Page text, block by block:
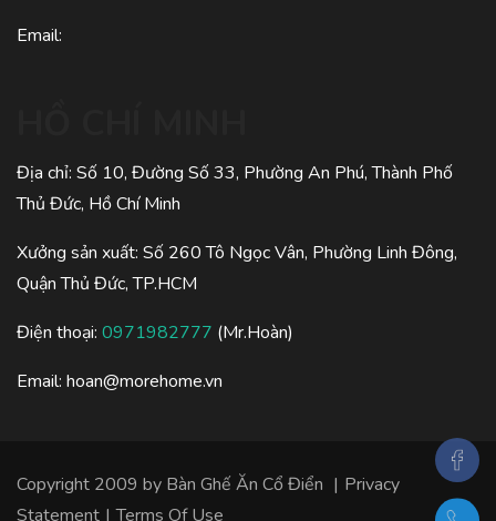
Email:
Địa chỉ: Số 10, Đường Số 33, Phường An Phú, Thành Phố
Thủ Đức, Hồ Chí Minh
Xưởng sản xuất: Số 260 Tô Ngọc Vân, Phường Linh Đông,
Quận Thủ Đức, TP.HCM
Điện thoại: 0971982777 (Mr.Hoàn)
Email: hoan@morehome.vn
Copyright 2009 by Bàn Ghế Ăn Cổ Điển | Privacy
Statement | Terms Of Use